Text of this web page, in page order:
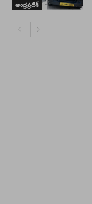
ఆంధ్రప్రదేశ్